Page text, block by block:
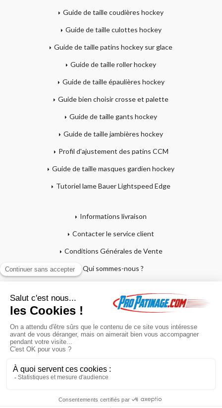
Guide de taille coudières hockey
Guide de taille culottes hockey
Guide de taille patins hockey sur glace
Guide de taille roller hockey
Guide de taille épaulières hockey
Guide bien choisir crosse et palette
Guide de taille gants hockey
Guide de taille jambières hockey
Profil d'ajustement des patins CCM
Guide de taille masques gardien hockey
Tutoriel lame Bauer Lightspeed Edge
Informations livraison
Contacter le service client
Conditions Générales de Vente
Qui sommes-nous ?
Mon compte
Mon panier
Paiement en 4x sans frais
cookies à des fins statistiques et commerciales.